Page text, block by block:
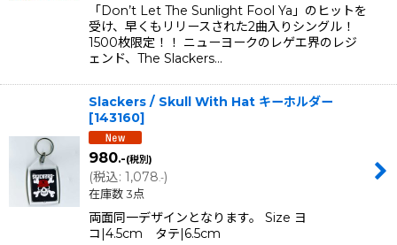
「Don’t Let The Sunlight Fool Ya」のヒットを
受け、早くもリリースされた2曲入りシングル！
1500枚限定！！ ニューヨークのレゲエ界のレジ
ェンド、The Slackers…
Slackers / Skull With Hat キーホルダー
[143160]
980.-(税別)
(税込: 1,078.-)
在庫数 3点
両面同一デザインとなります。 Size ヨ
コ|4.5cm タテ|6.5cm